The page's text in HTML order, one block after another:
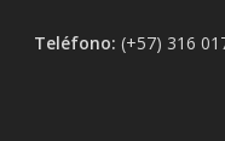
Teléfono: (+57) 316